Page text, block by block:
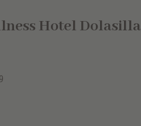
Hotel Dolasilla